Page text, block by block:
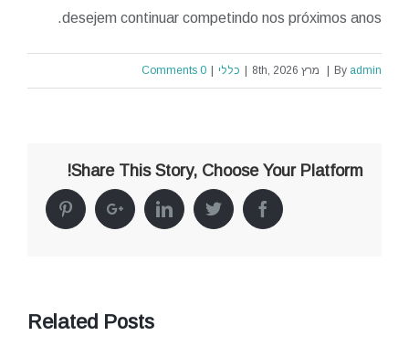
desejem continuar competindo nos próximos anos.
By admin מרץ 8th, 2026 כללי 0 Comments
Share This Story, Choose Your Platform!
Facebook
Twitter
Linkedin
Google+
Pinterest
Related Posts